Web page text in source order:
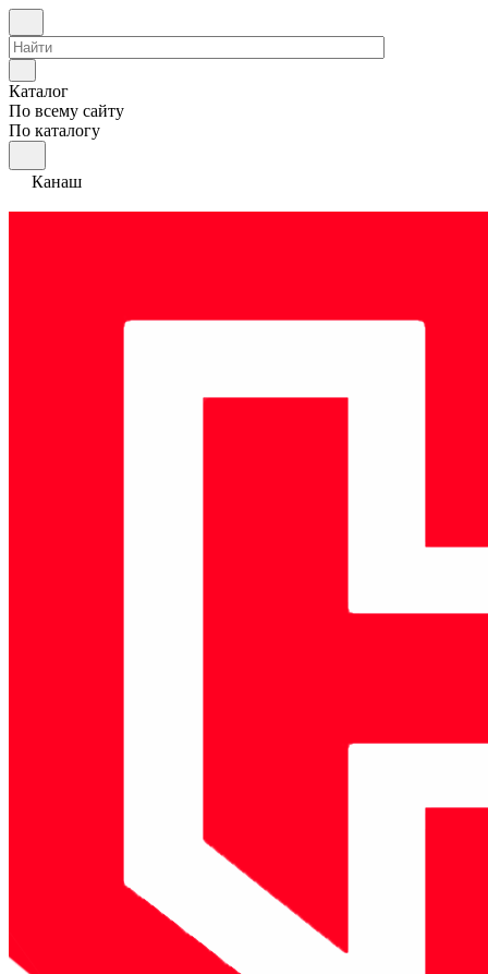
Каталог
По всему сайту
По каталогу
Канаш